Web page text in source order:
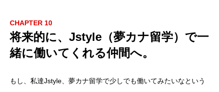
CHAPTER 10
将来的に、Jstyle（夢カナ留学）で一
緒に働いてくれる仲間へ。
もし、私達Jstyle、夢カナ留学で少しでも働いてみたいなという